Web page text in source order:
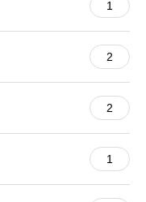
1
2
2
1